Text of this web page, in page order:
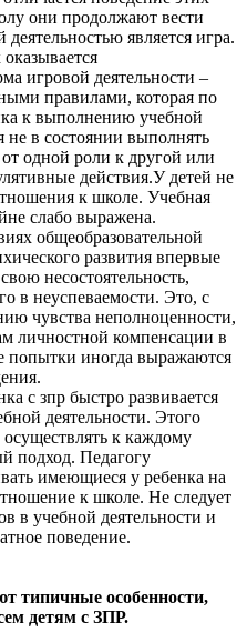
они продолжают вести
является игра.
игровой деятельности –
правилами, которая по
к выполнению учебной
не в состоянии выполнять
одной роли к другой или
действия.У детей не
к школе. Учебная
слабо выражена.
общеобразовательной
развития впервые
несостоятельность,
в неуспеваемости. Это, с
чувства неполноценности,
личностной компенсации в
попытки иногда выражаются
с зпр быстро развивается
деятельности. Этого
к каждому
подход. Педагогу
имеющиеся у ребенка на
к школе. Не следует
в учебной деятельности и
поведение.
типичные особенности,
детям с ЗПР.